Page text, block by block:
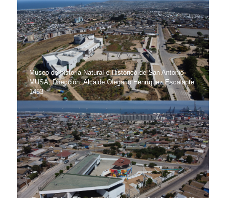
Museo de historia Natural e Histórico de San Antonio
MUSA, Dirección: Alcalde Olegario Henríquez Escalante
1453